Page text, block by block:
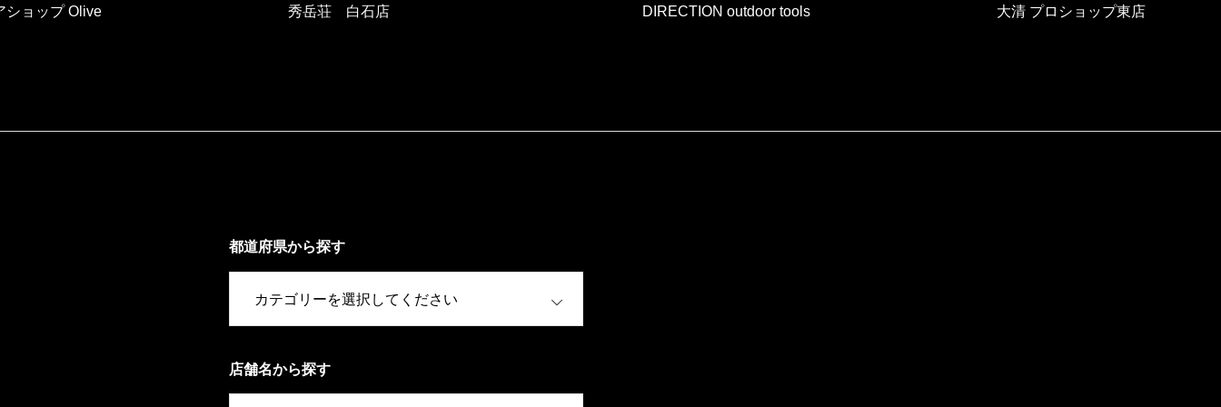
ショップ Olive 秀岳荘 白石店 DIRECTION outdoor tools 大清 プロショップ東店
都道府県から探す
店舗名から探す